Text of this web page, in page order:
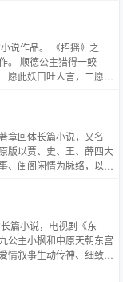
说作品。 《招摇》之
。 顺德公主猎得一鲛
此妖口吐人言，二愿此
天下仅存的四个允许拥
妖谷，是天下驭妖师实
妖师，却为一个鲛人迷
章回体长篇小说，又名
版以贾、史、王、薛四大
闺阁闲情为脉络，以贾
人性美和悲剧美，通过
，揭示出封建末世危
的人情小说作品，举世
建社会的百科全书，传统
本前80回据脂本汇校，
篇小说，电视剧《东
公主小枫和中原天朝东宫
叙事生动传神、细致入